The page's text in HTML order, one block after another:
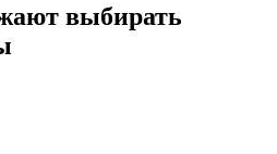
выбирать